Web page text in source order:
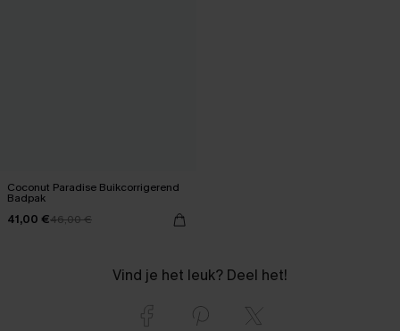
Coconut Paradise Buikcorrigerend
Badpak
41,00 €46,00 €
Vind je het leuk? Deel het!